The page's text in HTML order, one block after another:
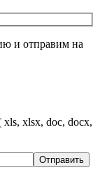
и отправим на
xls, xlsx, doc, docx,